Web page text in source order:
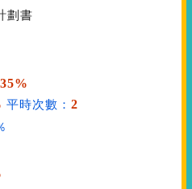
劃書
35%
平時次數：2